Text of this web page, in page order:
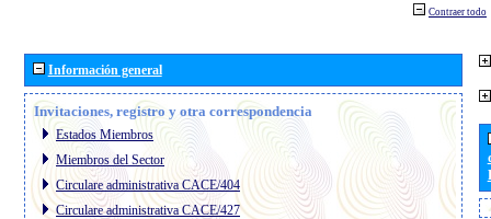
Contraer todo
Información general
Invitaciones, registro y otra correspondencia
Estados Miembros
Miembros del Sector
Circulare administrativa CACE/404
Circulare administrativa CACE/427